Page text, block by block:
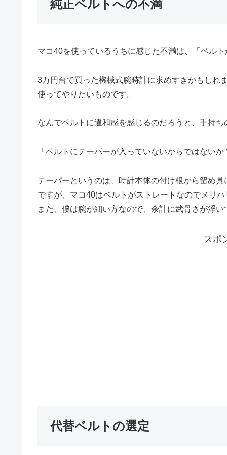
純正ベルトへの不満
マコ40を使っているうちに感じた不満は、「ベル
3万円台で買った機械式腕時計に求めすぎかもしれ
使ってやりたいものです。
なんでベルトに違和感を感じるのだろうと、手持
「ベルトにテーパーが入っていないからではないか
テーパーというのは、時計本体の付け根から留め
ですが、マコ40はベルトがストレートなのでメリ
また、僕は腕が細い方なので、余計に武骨さが浮
スポ
代替ベルトの選定